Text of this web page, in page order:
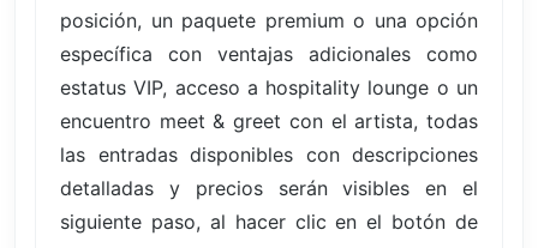
posición, un paquete premium o una opción
específica con ventajas adicionales como
estatus VIP, acceso a hospitality lounge o un
encuentro meet & greet con el artista, todas
las entradas disponibles con descripciones
detalladas y precios serán visibles en el
siguiente paso, al hacer clic en el botón de